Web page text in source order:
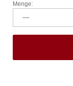
xaria
Mehrzweck-
Reinigungsset
1/2"
Menge: